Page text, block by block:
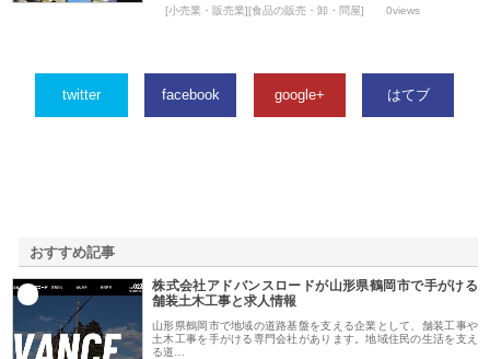
[小売業・販売業][食品の販売・卸・問屋] 0views
twitter facebook google+ はてブ
おすすめ記事
株式会社アドバンスロードが山形県鶴岡市で手がける
舗装土木工事と求人情報
山形県鶴岡市で地域の道路基盤を支える企業として、舗装工事や
土木工事を手がける専門会社があります。地域住民の生活を支え
る道…